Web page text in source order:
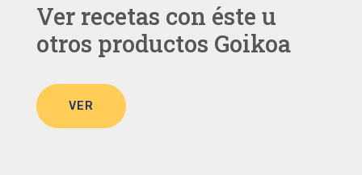
Ver recetas con éste u
otros productos Goikoa
VER